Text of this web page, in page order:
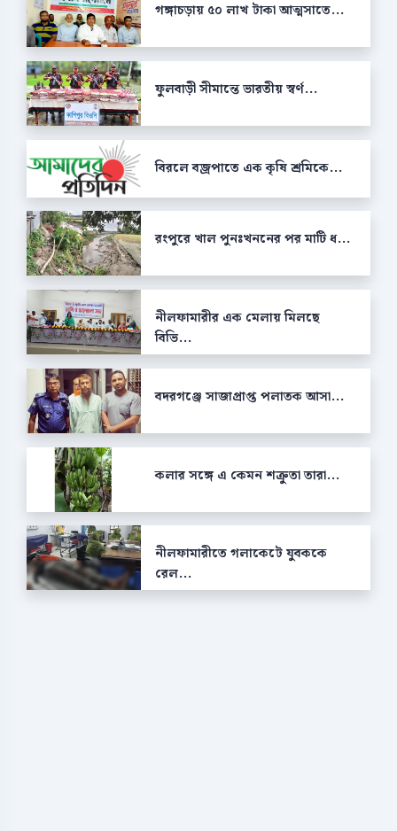
গঙ্গাচড়ায় ৫০ লাখ টাকা আত্মসাতে...
ফুলবাড়ী সীমান্তে ভারতীয় স্বর্ণ...
বিরলে বজ্রপাতে এক কৃষি শ্রমিকে...
রংপুরে খাল পুনঃখননের পর মাটি ধ...
নীলফামারীর এক মেলায় মিলছে
বিভি...
বদরগঞ্জে সাজাপ্রাপ্ত পলাতক আসা...
কলার সঙ্গে এ কেমন শক্রুতা তারা...
নীলফামারীতে গলাকেটে যুবককে
রেল...